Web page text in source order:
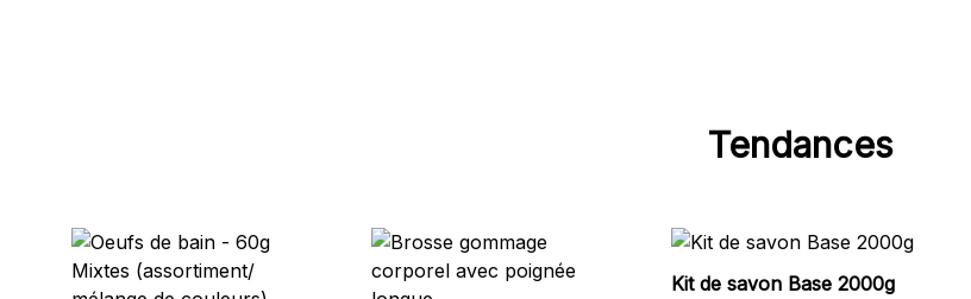
Tendances
Kit de savon Base 2000g